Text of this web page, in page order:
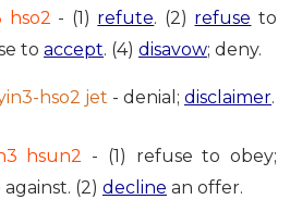
hso2 - (1) refute. (2) refuse to
to accept. (4) disavow; deny.
hso2 jet - denial; disclaimer.
hsun2
- (1) refuse to obey;
(2) decline an offer.